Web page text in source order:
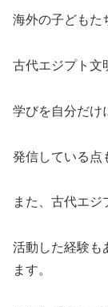
海外の子どもた
古代エジプト文
学びを自分だけ
発信している点
また、古代エジ
活動した経験も
ます。